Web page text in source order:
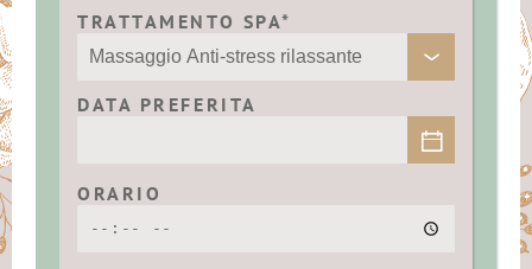
TRATTAMENTO SPA*
DATA PREFERITA
ORARIO